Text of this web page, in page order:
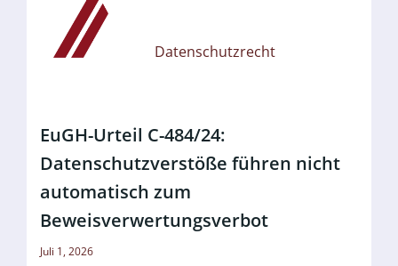
Datenschutzrecht
EuGH-Urteil C-484/24:
Datenschutzverstöße führen nicht
automatisch zum
Beweisverwertungsverbot
Juli 1, 2026